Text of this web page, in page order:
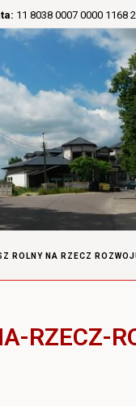
11 8038 0007 0000
ROLNY NA RZECZ
RZECZ-